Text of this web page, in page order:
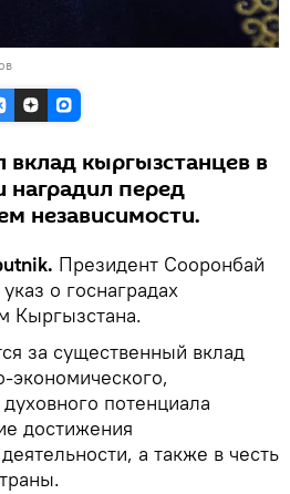
вклад кыргызстанцев в
наградил перед
независимости.
Президент Сооронбай
о госнаградах
Кыргызстана.
за существенный вклад
экономического,
потенциала
достижения
а также в честь